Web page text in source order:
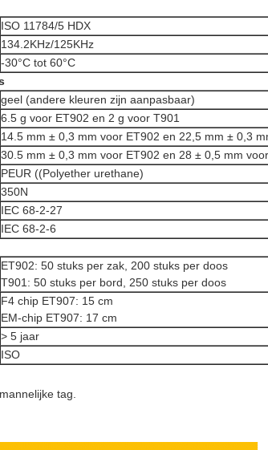
ISO 11784/5 HDX
134.2KHz/125KHz
-30°C tot 60°C
geel (andere kleuren zijn aanpasbaar)
6.5 g voor ET902 en 2 g voor T901
14.5 mm ± 0,3 mm voor ET902 en 22,5 mm ± 0,3
30.5 mm ± 0,3 mm voor ET902 en 28 ± 0,5 mm
PEUR ((Polyether urethane)
350N
IEC 68-2-27
IEC 68-2-6
ET902: 50 stuks per zak, 200 stuks per doos
T901: 50 stuks per bord, 250 stuks per doos
F4 chip ET907: 15 cm
EM-chip ET907: 17 cm
> 5 jaar
ISO
tag.